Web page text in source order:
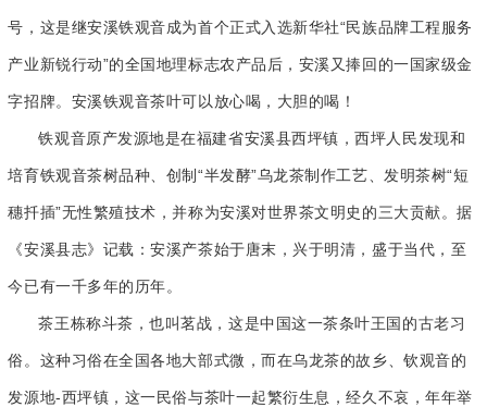
号，这是继安溪铁观音成为首个正式入选新华社“民族品牌工程服务
产业新锐行动”的全国地理标志农产品后，安溪又捧回的一国家级金
字招牌。安溪铁观音茶叶可以放心喝，大胆的喝！
铁观音原产发源地是在福建省安溪县西坪镇，西坪人民发现和
培育铁观音茶树品种、创制“半发酵”乌龙茶制作工艺、发明茶树“短
穗扦插”无性繁殖技术，并称为安溪对世界茶文明史的三大贡献。据
《安溪县志》记载：安溪产茶始于唐末，兴于明清，盛于当代，至
今已有一千多年的历年。
茶王栋称斗茶，也叫茗战，这是中国这一茶条叶王国的古老习
俗。这种习俗在全国各地大部式微，而在乌龙茶的故乡、钦观音的
发源地-西坪镇，这一民俗与茶叶一起繁衍生息，经久不哀，年年举